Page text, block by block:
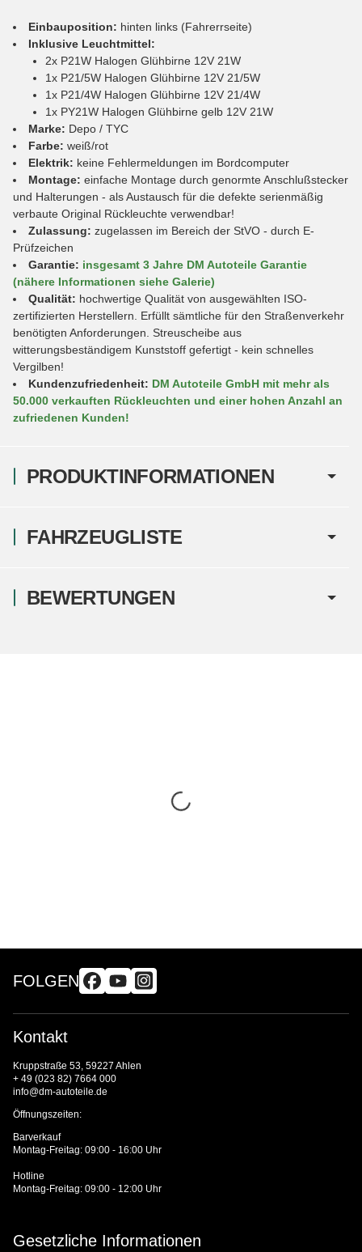
PRODUKTINFORMATIONEN
Einbauposition: hinten links (Fahrerrseite)
Inklusive Leuchtmittel:
2x P21W Halogen Glühbirne 12V 21W
1x P21/5W Halogen Glühbirne 12V 21/5W
1x P21/4W Halogen Glühbirne 12V 21/4W
1x PY21W Halogen Glühbirne gelb 12V 21W
Marke: Depo / TYC
Farbe: weiß/rot
Elektrik: keine Fehlermeldungen im Bordcomputer
Montage: einfache Montage durch genormte Anschlußstecker
und Halterungen - als Austausch für die defekte serienmäßig
verbaute Original Rückleuchte verwendbar!
Zulassung: zugelassen im Bereich der StVO - durch E-
Prüfzeichen
Garantie: insgesamt 3 Jahre DM Autoteile Garantie
(nähere Informationen siehe Galerie)
Qualität: hochwertige Qualität von ausgewählten ISO-
zertifizierten Herstellern. Erfüllt sämtliche für den Straßenverkehr
benötigten Anforderungen. Streuscheibe aus
witterungsbeständigem Kunststoff gefertigt - kein schnelles
Vergilben!
Kundenzufriedenheit: DM Autoteile GmbH mit mehr als
50.000 verkauften Rückleuchten und einer hohen Anzahl an
zufriedenen Kunden!
FAHRZEUGLISTE
BEWERTUNGEN
FOLGEN
Kontakt
Kruppstraße 53, 59227 Ahlen
+ 49 (023 82) 7664 000
info@dm-autoteile.de
Öffnungszeiten:
Barverkauf
Montag-Freitag: 09:00 - 16:00 Uhr
Hotline
Montag-Freitag: 09:00 - 12:00 Uhr
Gesetzliche Informationen